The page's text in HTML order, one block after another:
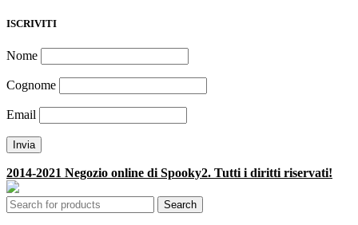
ISCRIVITI
Nome
Cognome
Email
2014-2021 Negozio online di Spooky2. Tutti i diritti riservati!
Search